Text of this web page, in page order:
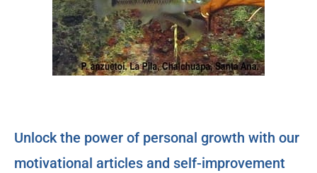
Unlock the power of personal growth with our
motivational articles and self-improvement